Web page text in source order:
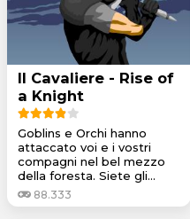
Il Cavaliere - Rise of
a Knight
Goblins e Orchi hanno
attaccato voi e i vostri
compagni nel bel mezzo
della foresta. Siete gli...
88.333